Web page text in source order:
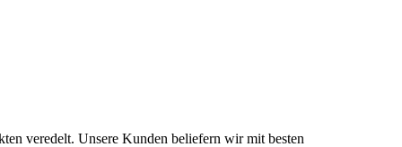
veredelt. Unsere Kunden beliefern wir mit besten